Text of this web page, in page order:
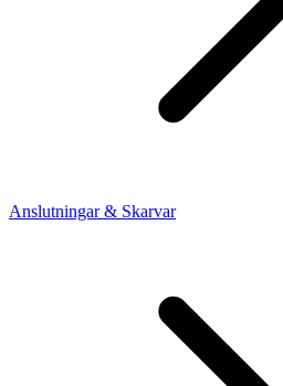
Anslutningar & Skarvar